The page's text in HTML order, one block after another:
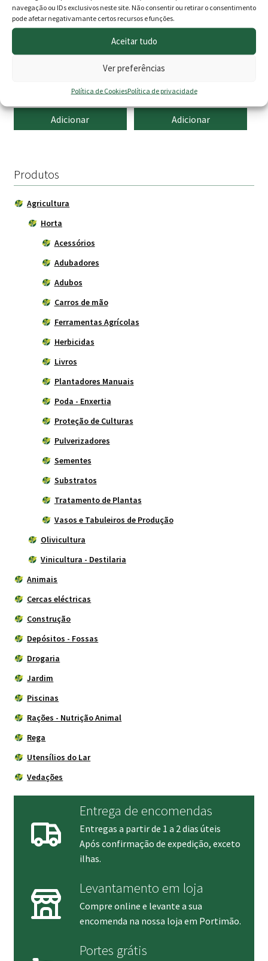
navegação ou IDs exclusivos neste site. Não consentir ou retirar o consentimento
pode afetar negativamante certos recursos e funções.
Aceitar tudo
Ver preferências
Política de CookiesPolítica de privacidade
1.49€
Adicionar
Canivete de Enxertia
9.00€O
preço
original
7.90
preço
atual
Adicionar
Produtos
Agricultura
Horta
Acessórios
Adubadores
Adubos
Carros de mão
Ferramentas Agrícolas
Herbicidas
Livros
Plantadores Manuais
Poda - Enxertia
Proteção de Culturas
Pulverizadores
Sementes
Substratos
Tratamento de Plantas
Vasos e Tabuleiros de Produção
Olivicultura
Vinicultura - Destilaria
Animais
Cercas eléctricas
Construção
Depósitos - Fossas
Drogaria
Jardim
Piscinas
Rações - Nutrição Animal
Rega
Utensílios do Lar
Vedações
Entrega de encomendas
Entregas a partir de 1 a 2 dias úteis
Após confirmação de expedição, exceto
ilhas.
Levantamento em loja
Compre online e levante a sua
encomenda na nossa loja em Portimão.
Portes grátis